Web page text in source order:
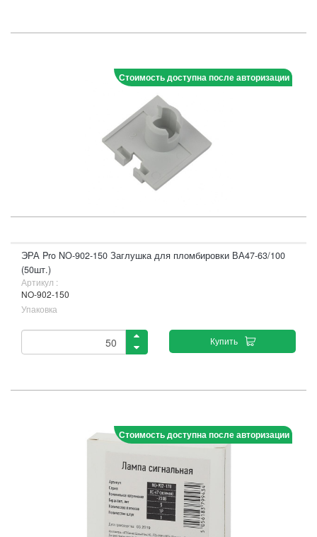
Стоимость доступна после авторизации
ЭРА Pro NO-902-150 Заглушка для пломбировки ВА47-63/100
(50шт.)
Артикул :
NO-902-150
Упаковка
Купить
Стоимость доступна после авторизации